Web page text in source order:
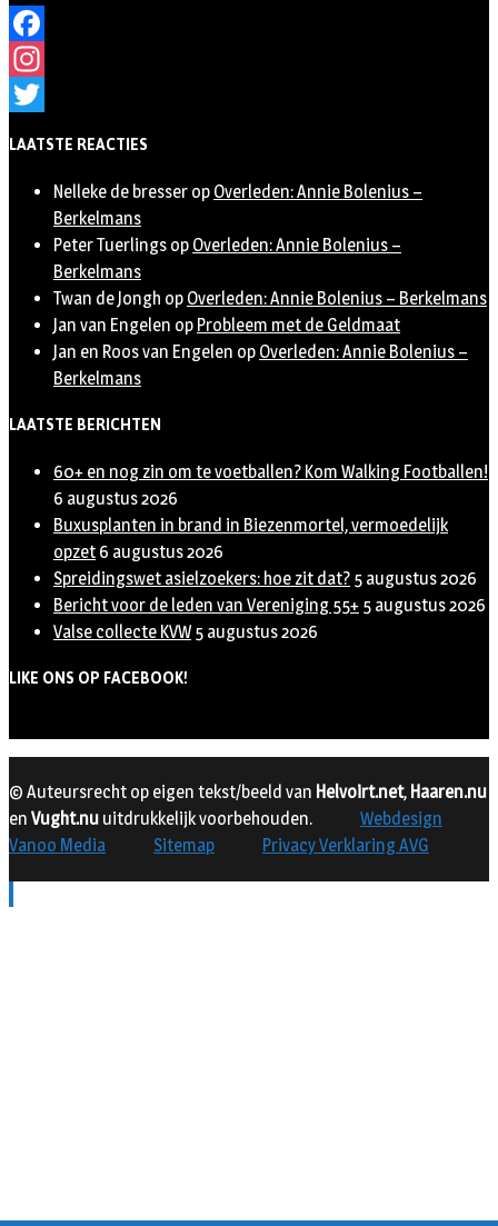
Facebook
Instagram
LAATSTE REACTIES
Nelleke de bresser op Overleden: Annie Bolenius –
Berkelmans
Peter Tuerlings op Overleden: Annie Bolenius –
Berkelmans
Twan de Jongh op Overleden: Annie Bolenius – Berkelmans
Jan van Engelen op Probleem met de Geldmaat
Jan en Roos van Engelen op Overleden: Annie Bolenius –
Berkelmans
LAATSTE BERICHTEN
60+ en nog zin om te voetballen? Kom Walking Footballen!
6 augustus 2026
Buxusplanten in brand in Biezenmortel, vermoedelijk
opzet 6 augustus 2026
Spreidingswet asielzoekers: hoe zit dat? 5 augustus 2026
Bericht voor de leden van Vereniging 55+ 5 augustus 2026
Valse collecte KVW 5 augustus 2026
LIKE ONS OP FACEBOOK!
© Auteursrecht op eigen tekst/beeld van Helvoirt.net, Haaren.nu
en Vught.nu uitdrukkelijk voorbehouden.
Webdesign
Vanoo Media
Sitemap Privacy Verklaring AVG